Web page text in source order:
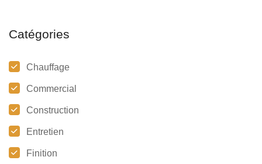
Catégories
Chauffage
Commercial
Construction
Entretien
Finition